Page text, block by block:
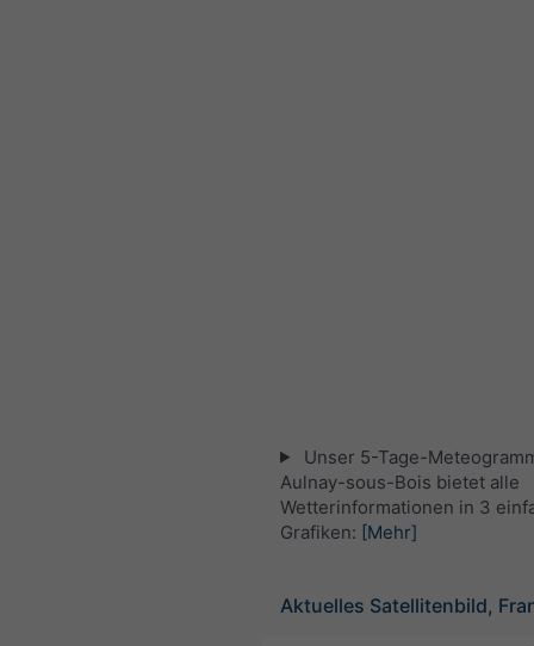
Unser 5-Tage-
Aulnay-sous-Bois bietet alle
Wetterinformationen in 3
Grafiken: [Mehr]
Aktuelles Satellitenbild,